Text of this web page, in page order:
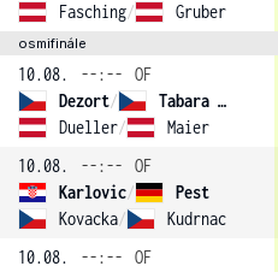
Fasching/ Gruber
osmifinále
10.08. --:--
OF
Dezort/
Tabara (1)
Dueller/ Maier
10.08.
--:--
OF
Karlovic/
Pest
Kovacka/ Kudrnac
10.08.
--:--
OF